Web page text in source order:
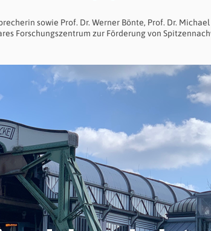
sowie Prof. Dr. Werner Bönte, Prof. Dr.
Forschungszentrum zur Förderung von